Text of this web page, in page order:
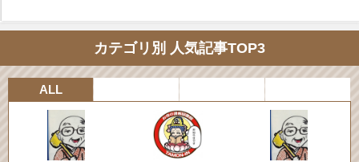
カテゴリ別 人気記事TOP3
ALL